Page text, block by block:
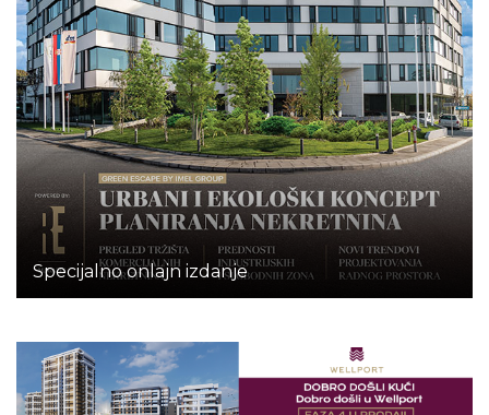
Specijalno onlajn izdanje